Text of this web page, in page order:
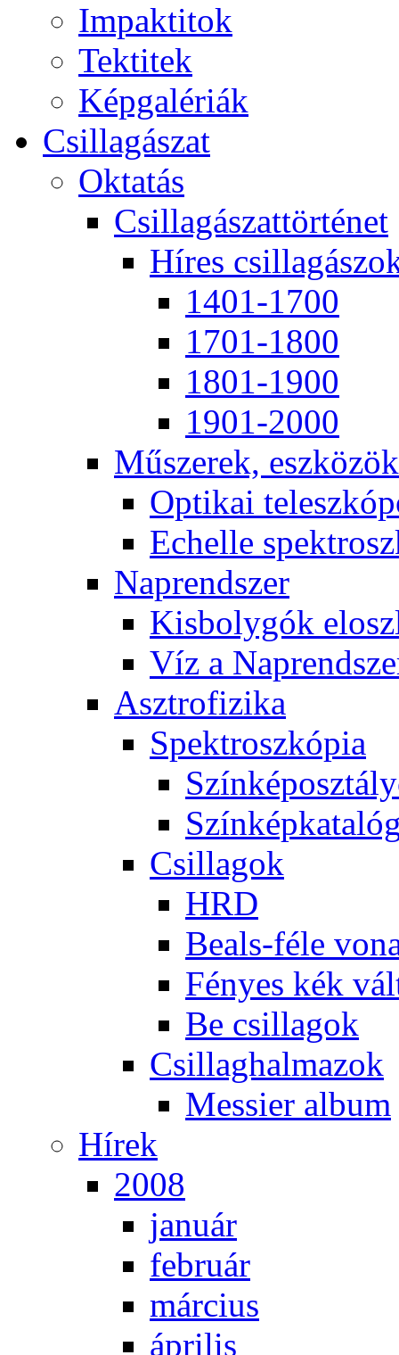
Imp­ak­ti­tok
Tek­ti­tek
Kép­ga­lé­ri­ák
Csil­la­gá­szat
Ok­ta­tás
Csil­la­gá­szat­tör­té­net
Hí­res
1401-1700
1701-1800
1801-1900
1901-2000
Mű­sze­rek, esz­kö­zök
Op­ti­kai
Echel­le
Nap­rend­szer
Kis­boly­gók
Víz a
Aszt­ro­fi­zi­ka
Spekt­rosz­kó­pia
Csil­la­gok
HRD
Be­als-fé­le
Fé­nyes kék
Be csil­la­gok
Csil­lag­hal­ma­zok
Mes­si­er al­bum
Hí­rek
2008
ja­nu­ár
feb­ru­ár
már­ci­us
áp­ri­lis